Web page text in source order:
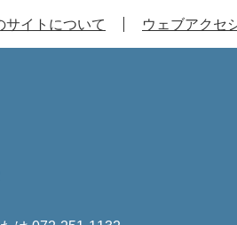
サイトについて ウェブアクセ